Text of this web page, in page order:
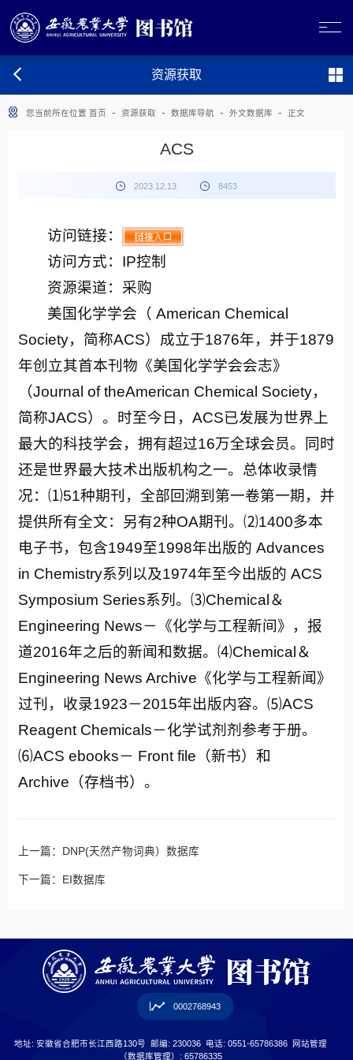
资源获取
您当前所在位置首页 - 资源获取 - 数据库导航 - 外文数据库 - 正文
ACS
2023.12.13 8453
访问链接：
访问方式：IP控制
资源渠道：采购
美国化学学会（ American Chemical
Society，简称ACS）成立于1876年，并于1879
年创立其首本刊物《美国化学学会会志》
（Journal of theAmerican Chemical Society，
简称JACS）。时至今日，ACS已发展为世界上
最大的科技学会，拥有超过16万全球会员。同时
还是世界最大技术出版机构之一。总体收录情
况：⑴51种期刊，全部回溯到第一卷第一期，并
提供所有全文：另有2种OA期刊。⑵1400多本
电子书，包含1949至1998年出版的 Advances
in Chemistry系列以及1974年至今出版的 ACS
Symposium Series系列。⑶Chemical＆
Engineering News－《化学与工程新间》，报
道2016年之后的新闻和数据。⑷Chemical＆
Engineering News Archive《化学与工程新闻》
过刊，收录1923－2015年出版内容。⑸ACS
Reagent Chemicals－化学试剂剂参考于册。
⑹ACS ebooks－ Front file（新书）和
Archive（存档书）。
上一篇： DNP(天然产物词典）数据库
下一篇： EI数据库
0002768943
地址: 安徽省合肥市长江西路130号 邮编: 230036 电话: 0551-65786386 网站管理
（数据库管理）: 65786335